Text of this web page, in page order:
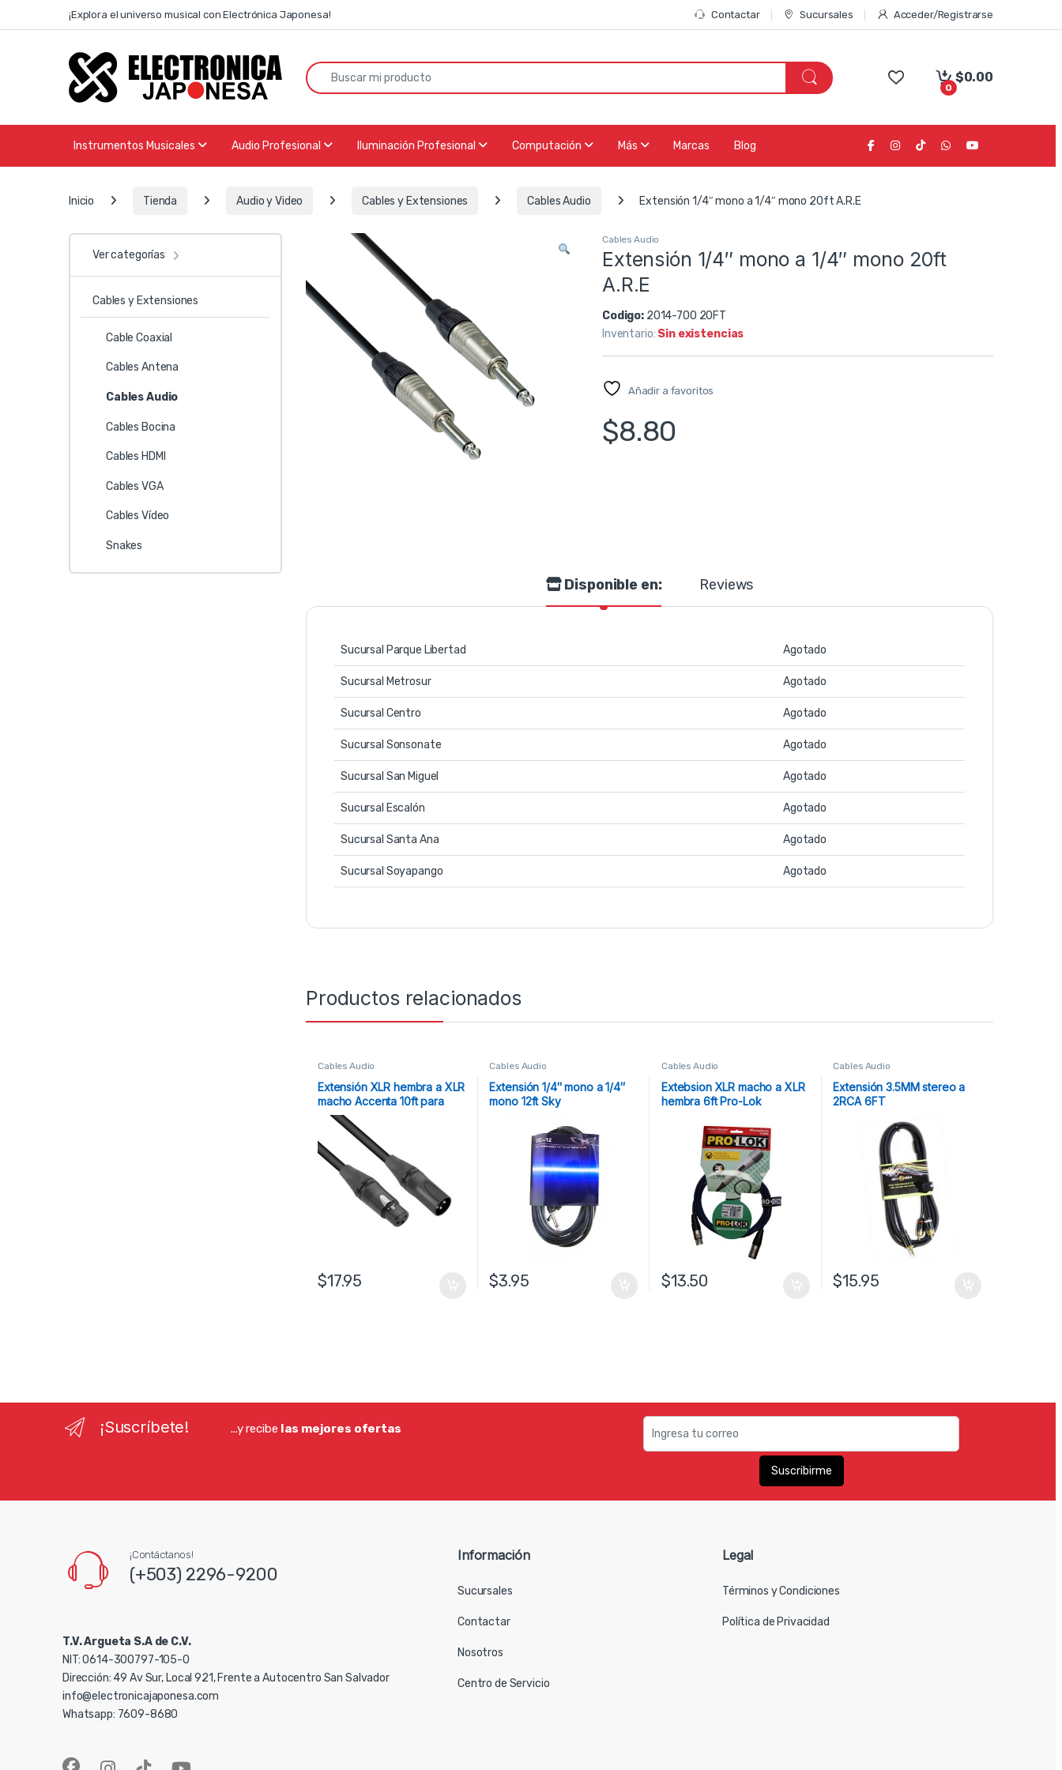
Skip to navigation
Skip to content¡Explora el universo musical con Electrónica Japonesa! Contactar Sucursales Acceder/Registrarse
Search for:
0
$0.00
Instrumentos Musicales Audio Profesional Iluminación Profesional Computación Más Marcas Blog
Inicio Tienda Audio y Video Cables y Extensiones Cables Audio Extensión 1/4″ mono a 1/4″ mono 20ft A.R.E
Cables Audio
Extensión 1/4″ mono a 1/4″ mono 20ft
A.R.E
Codigo: 2014-700 20FT
Inventario: Sin existencias
Añadir a favoritos
$8.80
Disponible en: Reviews
Sucursal Parque Libertad Agotado
Sucursal Metrosur Agotado
Sucursal Centro Agotado
Sucursal Sonsonate Agotado
Sucursal San Miguel Agotado
Sucursal Escalón Agotado
Sucursal Santa Ana Agotado
Sucursal Soyapango Agotado
Productos relacionados
Cables Audio
Extensión XLR hembra a XLR
macho Accenta 10ft para
DMX
$17.95
Cables Audio
Extensión 1/4″ mono a 1/4″
mono 12ft Sky
$3.95
Cables Audio
Extebsion XLR macho a XLR
hembra 6ft Pro-Lok
$13.50
Cables Audio
Extensión 3.5MM stereo a
2RCA 6FT
$15.95
Ver categorías
Cables y Extensiones
Cable Coaxial
Cables Antena
Cables Audio
Cables Bocina
Cables HDMI
Cables VGA
Cables Vídeo
Snakes
¡Suscríbete! ...y recibe las mejores ofertas
¡Contáctanos!
(+503) 2296-9200
T.V. Argueta S.A de C.V.
NIT: 0614-300797-105-0
Dirección: 49 Av Sur, Local 921, Frente a Autocentro San Salvador
info@electronicajaponesa.com
Whatsapp: 7609-8680
Información
Sucursales
Contactar
Nosotros
Centro de Servicio
Legal
Términos y Condiciones
Política de Privacidad